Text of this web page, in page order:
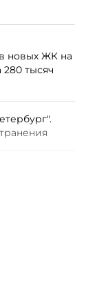
новых ЖК на
тысяч